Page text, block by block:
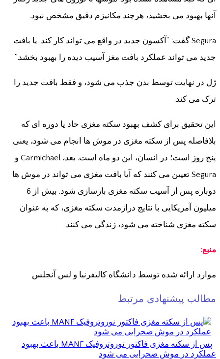
آنها بهبود می بخشید، هرچند مکانیزم دقیق مشخص نبود.
Segura گفت: “آکسون جدید در واقع می تواند کار کند. یا بافت
جدید می تواند عملکرد بافت مغز آسیب دیده را بهبود بخشد.”
ژل در نهایت توسط بدن جذب می شود، و فقط بافت جدید را
ترک می کند.
این تحقیق برای کشف بهبود سکته مغزی حاد یا دوره ای که
بلافاصله پس از سکته مغزی در موش ها انجام می شود، یعنی
پنج روز است؛ در انسان، این دو ماه است. بعد، Carmichael و
Segura تعیین می کنند که آیا بافت مغزی می تواند در موش ها
دوباره پس از آسیب سکته مغزی بازسازی شود. بیش از 6
میلیون آمریکایی با نتایج درازمدت سکته مغزی، که به عنوان
سکته مغزی شناخته می شود، زندگی می کنند.
منبع:
موارد ارائه شده توسط دانشگاه کالیفرنیا و لس آنجلس
مطالب پیشنهادی مرتبط
پس از سکته مغزی فاکتور نوروتروفیک MANF باعث بهبود
عملکرد در موش صحرایی می شود